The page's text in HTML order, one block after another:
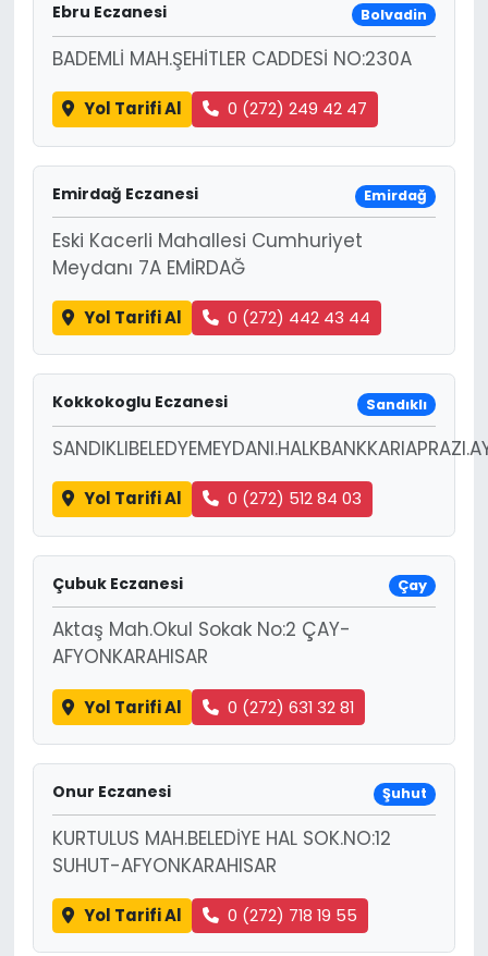
Ebru Eczanesi Bolvadin
BADEMLİ MAH.ŞEHİTLER CADDESİ NO:230A
Yol Tarifi Al 0 (272) 249 42 47
Emirdağ Eczanesi Emirdağ
Eski Kacerli Mahallesi Cumhuriyet
Meydanı 7A EMİRDAĞ
Yol Tarifi Al 0 (272) 442 43 44
Kokkokoglu Eczanesi Sandıklı
Yol Tarifi Al 0 (272) 512 84 03
Çubuk Eczanesi Çay
Aktaş Mah.Okul Sokak No:2 ÇAY-
AFYONKARAHISAR
Yol Tarifi Al 0 (272) 631 32 81
Onur Eczanesi Şuhut
KURTULUS MAH.BELEDİYE HAL SOK.NO:12
SUHUT-AFYONKARAHISAR
Yol Tarifi Al 0 (272) 718 19 55